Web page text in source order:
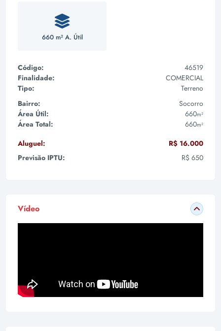
660 m² A. Útil
Código:
46519
Finalidade:
COMERCIAL
Tipo:
Terreno
Bairro:
Socorro
Área Útil:
660m²
Área Total: 660m²
Aluguel:
R$ 16.000
Previsão IPTU:
R$ 650
Vídeo